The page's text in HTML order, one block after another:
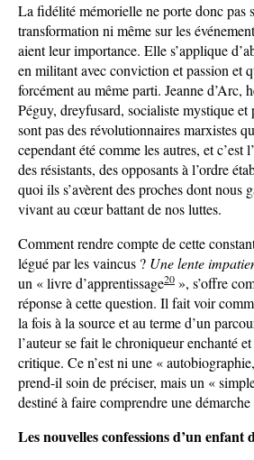
La fidélité mémorielle ne porte donc pas
transformation ni même sur les
aient leur importance. Elle s’applique
en militant avec conviction et passion et
forcément au même parti. Jeanne d’Arc,
Péguy, dreyfusard, socialiste mystique et
sont pas des révolutionnaires marxistes
cependant été comme les autres, et c’est
des résistants, des opposants à l’ordre
quoi ils s’avèrent des proches dont nous
vivant au cœur battant de nos luttes.
Comment rendre compte de cette
légué par les vaincus ? Une lente
un « livre d’apprentissage20 », s’offre
réponse à cette question. Il fait voir
la fois à la source et au terme d’un
l’auteur se fait le chroniqueur enchanté
critique. Ce n’est ni une «
prend-il soin de préciser, mais un «
destiné à faire comprendre une
Les nouvelles confessions d’un enfant